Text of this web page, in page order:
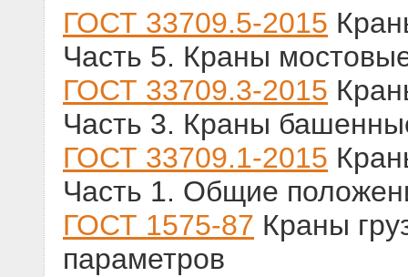
ГОСТ 33709.5-2015
Часть 5. Краны
ГОСТ 33709.3-2015
Часть 3. Краны
ГОСТ 33709.1-2015
Часть 1. Общие
ГОСТ 1575-87 Краны
параметров